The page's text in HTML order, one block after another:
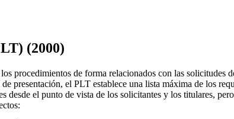
(2000)
procedimientos de forma relacionados con las solicitudes
presentación, el PLT establece una lista máxima de los
desde el punto de vista de los solicitantes y los titulares,